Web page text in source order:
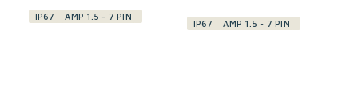
IP67 AMP 1.5 - 7 PIN
IP67 AMP 1.5 - 7 PIN